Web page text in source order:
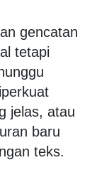
gencatan
tetapi
jelas, atau
baru
teks.